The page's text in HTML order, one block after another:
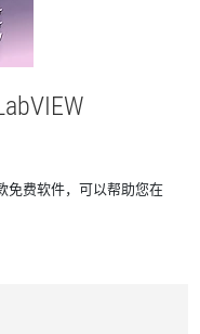
费软件，可以帮助您在